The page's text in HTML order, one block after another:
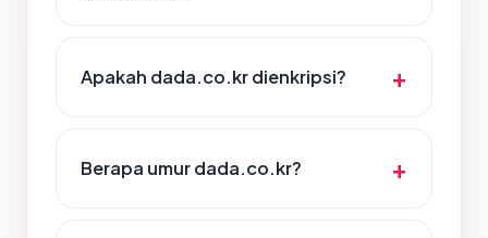
Apakah dada.co.kr dienkripsi?
Berapa umur dada.co.kr?